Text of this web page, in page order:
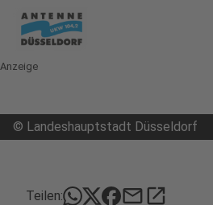
Anzeige
© Landeshauptstadt Düsseldorf
Teilen: mailopen_in_new